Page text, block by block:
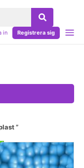
in Registrera sig